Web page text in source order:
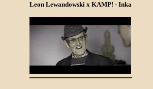
Leon Lewandowski x KAMP! - Inka